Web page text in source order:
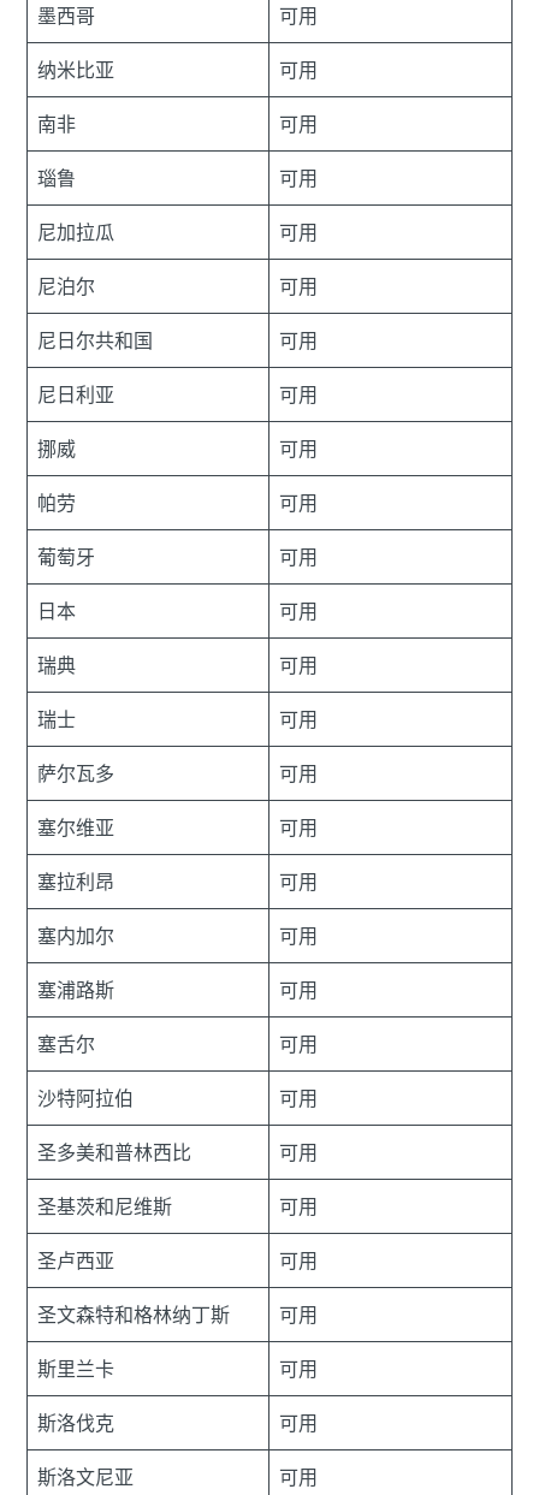
墨西哥
可用
纳米比亚
可用
南非
可用
瑙鲁
可用
尼加拉瓜
可用
尼泊尔
可用
尼日尔共和国
可用
尼日利亚
可用
挪威
可用
帕劳
可用
葡萄牙
可用
日本
可用
瑞典
可用
瑞士
可用
萨尔瓦多
可用
塞尔维亚
可用
塞拉利昂
可用
塞内加尔
可用
塞浦路斯
可用
塞舌尔
可用
沙特阿拉伯
可用
圣多美和普林西比
可用
圣基茨和尼维斯
可用
圣卢西亚
可用
圣文森特和格林纳丁斯
可用
斯里兰卡
可用
斯洛伐克
可用
斯洛文尼亚
可用